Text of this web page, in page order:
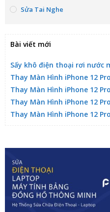
Sửa Tai Nghe
Bài viết mới
Sấy khô điện thoại rơi nước
Thay Màn Hình iPhone 12
Thay Màn Hình iPhone 12
Thay Màn Hình iPhone 12
Thay Màn Hình iPhone 12